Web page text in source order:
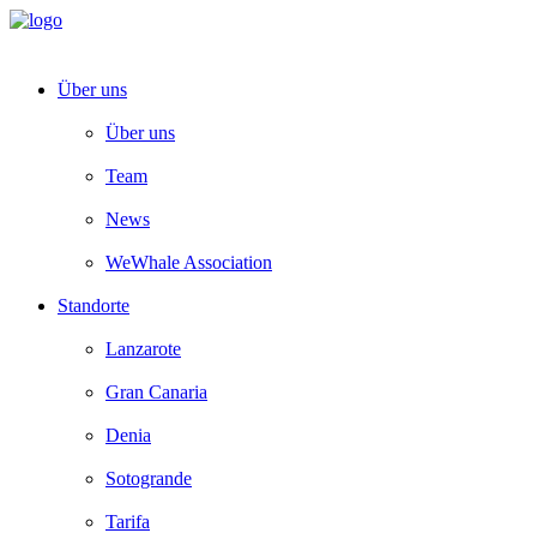
Über uns
Über uns
Team
News
WeWhale Association
Standorte
Lanzarote
Gran Canaria
Denia
Sotogrande
Tarifa